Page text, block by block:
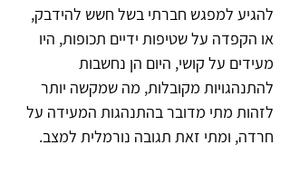
להגיע למפגש חברתי בשל חשש להידבק,
או הקפדה על שטיפות ידיים תכופות, היו
מעידים על קושי, היום הן נחשבות
להתנהגויות מקובלות, מה שמקשה יותר
לזהות מתי מדובר בהתנהגות המעידה על
חרדה, ומתי זאת תגובה נורמלית למצב.